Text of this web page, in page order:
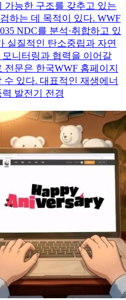
가능한 구조를 갖추고 있는
하는 데 목적이 있다. WWF
NDC를 분석·취합하고 있
실질적인 탄소중립과 자연
니터링과 협력을 이어갈
문은 한국WWF 홈페이지
수 있다. 대표적인 재생에너
발전기 전경